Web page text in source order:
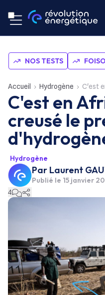
NOS TESTS
Accueil Hydrogène C'est en
C'est en
creusé le
Hydrogène
Par Laurent
Publié le 15 janvier
4